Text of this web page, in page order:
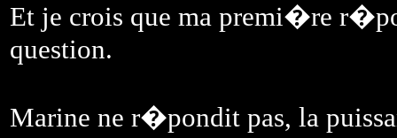
Et je crois que ma premi�re
question.
Marine ne r�pondit pas, la